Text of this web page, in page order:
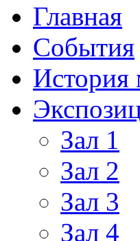
Главная
События
История
Зал 1
Зал 2
Зал 3
Зал 4